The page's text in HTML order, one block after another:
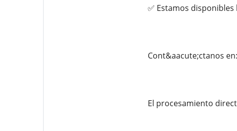
✅ Estamos
Cont&aacute;ctanos
El procesamiento